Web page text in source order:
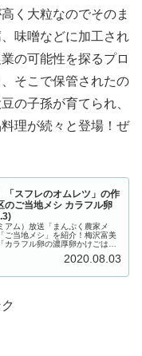
く大粒なのでそのま
味噌などに加工され
の可能性を探るプロ
そこで保管されたの
の子孫が育てられ、
理が続々と登場！ぜ
「スフレのオムレツ」の作
のご当地メシ カラフル卵
ム）放送「まんぷく農家メ
ご当地メシ」を紹介！梅沢富美
カラフル卵の濃厚卵かけごは
2020.08.03